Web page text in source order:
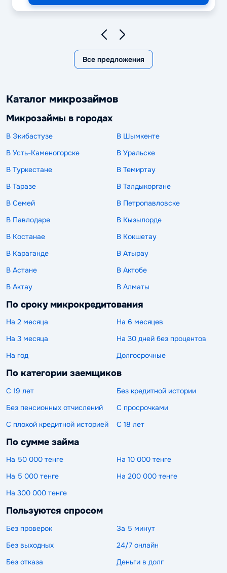
Все предложения
Каталог микрозаймов
Микрозаймы в городах
В Экибастузе
В Шымкенте
В Усть-Каменогорске
В Уральске
В Туркестане
В Темиртау
В Таразе
В Талдыкоргане
В Семей
В Петропавловске
В Павлодаре
В Кызылорде
В Костанае
В Кокшетау
В Караганде
В Атырау
В Астане
В Актобе
В Актау
В Алматы
По сроку микрокредитования
На 2 месяца
На 6 месяцев
На 3 месяца
На 30 дней без процентов
На год
Долгосрочные
По категории заемщиков
С 19 лет
Без кредитной истории
Без пенсионных отчислений
С просрочками
С плохой кредитной историей
С 18 лет
По сумме займа
На 50 000 тенге
На 10 000 тенге
На 5 000 тенге
На 200 000 тенге
На 300 000 тенге
Пользуются спросом
Без проверок
За 5 минут
Без выходных
24/7 онлайн
Без отказа
Деньги в долг